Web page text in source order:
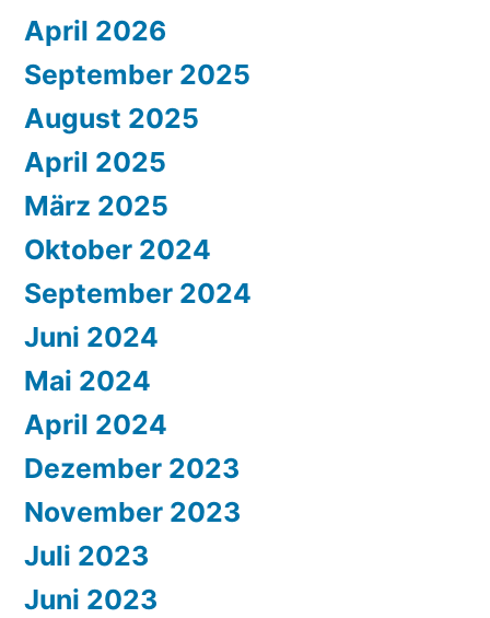
April 2026
September 2025
August 2025
April 2025
März 2025
Oktober 2024
September 2024
Juni 2024
Mai 2024
April 2024
Dezember 2023
November 2023
Juli 2023
Juni 2023